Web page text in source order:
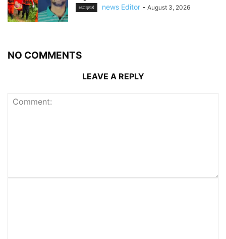
ಅಪಘಾತ news Editor - August 3, 2026
NO COMMENTS
LEAVE A REPLY